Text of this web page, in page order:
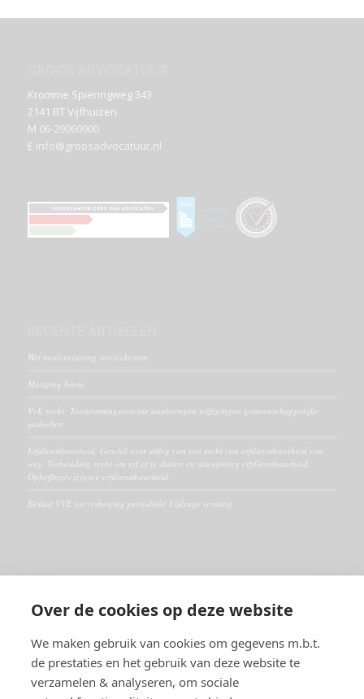
Over de cookies op deze website
We maken gebruik van cookies om gegevens m.b.t.
de prestaties en het gebruik van deze website te
verzamelen & analyseren, om sociale
Kromme Spieringweg 343
2141 BT Vijfhuizen
M 06-29060900
E info@groosadvocatuur.nl
Wet modernisering servicekosten
Matiging boete
VvE recht: Toestemmingsvereiste aanbrengen wijzigingen gemeenschappelijke
gedeelten
Erfdienstbaarheid. Geschil over uitleg van een recht van erfdienstbaarheid van
weg. Verhouding recht om erf af te sluiten en uitoefening erfdienstbaarheid.
Opheffing/wijziging erfdienstbaarheid.
Besluit VVE tot verhoging periodieke bijdrage is nietig
Disclaimer
RECHTSGEBIEDEN